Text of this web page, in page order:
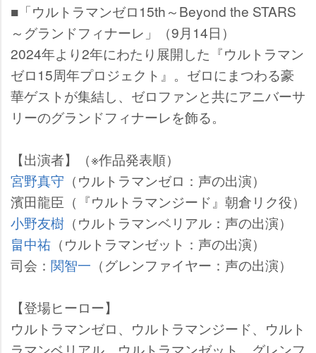
■「ウルトラマンゼロ15th～Beyond the STARS
～グランドフィナーレ」（9月14日）
2024年より2年にわたり展開した『ウルトラマン
ゼロ15周年プロジェクト』。ゼロにまつわる豪
華ゲストが集結し、ゼロファンと共にアニバーサ
リーのグランドフィナーレを飾る。
【出演者】（※作品発表順）
宮野真守 （ウルトラマンゼロ：声の出演）
濱田龍臣（『ウルトラマンジード』朝倉リク役）
小野友樹 （ウルトラマンベリアル：声の出演）
畠中祐 （ウルトラマンゼット：声の出演）
司会： 関智一 （グレンファイヤー：声の出演）
【登場ヒーロー】
ウルトラマンゼロ、ウルトラマンジード、ウルト
ラマンベリアル、ウルトラマンゼット、グレンフ